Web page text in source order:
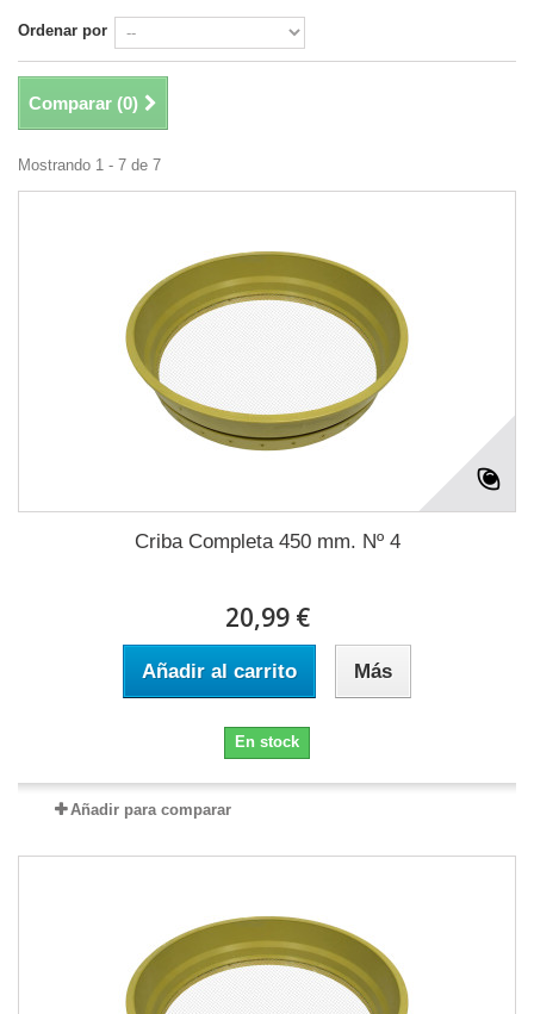
Ordenar por
Comparar (0)
Mostrando 1 - 7 de 7
Criba Completa 450 mm. Nº 4
20,99 €
Añadir al carrito Más
En stock
Añadir para comparar